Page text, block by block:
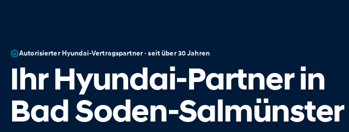
Autorisierter Hyundai-Vertragspartner · seit über 30 Jahren
Ihr Hyundai-Partner in
Bad Soden-Salmünster